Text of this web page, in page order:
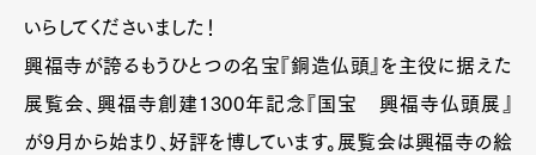
いらしてくださいました！
興福寺が誇るもうひとつの名宝『銅造仏頭』を主役に据えた
展覧会、興福寺創建1300年記念『国宝 興福寺仏頭展』
が9月から始まり、好評を博しています。展覧会は興福寺の絵